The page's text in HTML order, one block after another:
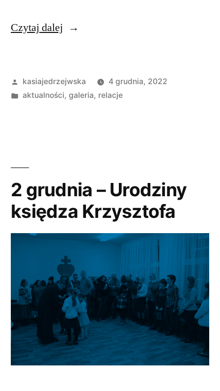
Czytaj dalej „Jubileusz
pracy
Kościelnego
Opublikowane
przez
kasiajedrzejwska
4 grudnia, 2022
Opublikowano
aktualności, galeria, relacje
2 grudnia – Urodziny
księdza Krzysztofa